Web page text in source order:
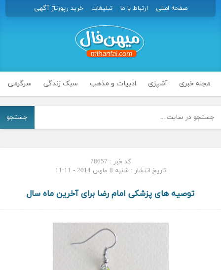
صفحه اصلی ارتباط با ما تبلیغات خرید رپورتاژ آگهی
مجله خبری آشپزی ادبیات و مذهب سبک زندگی سرگرمی
جستجو
کد خبر : 78657
تاریخ انتشار : شنبه 8 مارس 2014 - 11:11
توصیه های پزشکی امام رضا برای آخرین ماه سال